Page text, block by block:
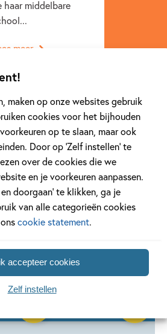
maken op onze websites gebruik
cookies voor het bijhouden
op te slaan, maar ook
Door op ‘Zelf instellen’ te
over de cookies die we
en je voorkeuren aanpassen.
doorgaan’ te klikken, ga je
van alle categorieën cookies
cookie statement.
accepteer cookies
Zelf instellen
haar middelbare
meer
uit de serie 'Toen ik
Hardcover Hardcover